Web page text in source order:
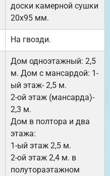
доски камерной сушки
20х95 мм.
На гвозди.
Дом одноэтажный: 2,5
м. Дом с мансардой: 1-
ый этаж- 2,5 м.
2-ой этаж (мансарда)-
2,3 м.
Дом в полтора и два
этажа:
1-ый этаж 2,5 м.
2-ой этаж 2,4 м. в
полутораэтажном